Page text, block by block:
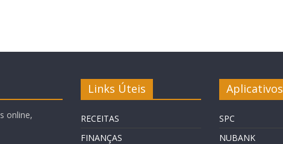
online,
Links Úteis
RECEITAS
FINANÇAS
Aplicativos
SPC
NUBANK